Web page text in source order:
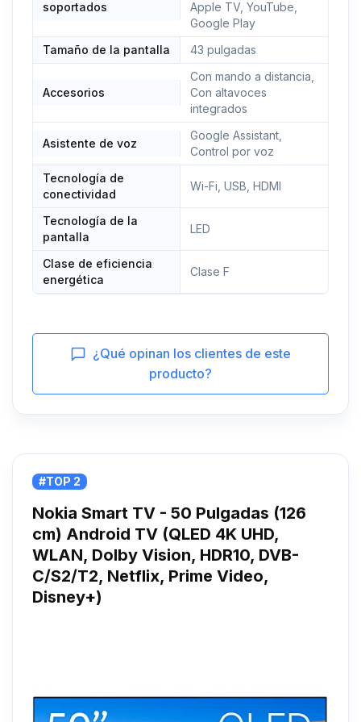
soportados
Apple TV, YouTube,
Google Play
Tamaño de la pantalla
43 pulgadas
Accesorios
Con mando a distancia,
Con altavoces
integrados
Asistente de voz
Google Assistant,
Control por voz
Tecnología de
conectividad
Wi-Fi, USB, HDMI
Tecnología de la
pantalla
LED
Clase de eficiencia
energética
Clase F
¿Qué opinan los clientes de este
producto?
#TOP 2
Nokia Smart TV - 50 Pulgadas (126
cm) Android TV (QLED 4K UHD,
WLAN, Dolby Vision, HDR10, DVB-
C/S2/T2, Netflix, Prime Video,
Disney+)